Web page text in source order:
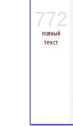
772
полный
текст